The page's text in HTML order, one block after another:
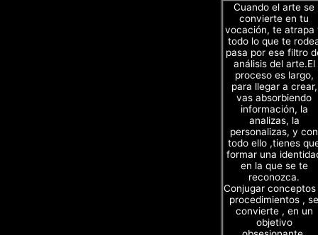
Cuando el arte se
convierte en tu
vocación, te atrapa
todo lo que te
pasa por ese filtro
análisis del arte.El
proceso es largo,
para llegar a crear,
vas absorbiendo
información, la
analizas, la
personalizas, y con
todo ello ,tienes
formar una
en la que se te
reconozca.
Conjugar
procedimientos , se
convierte , en un
objetivo